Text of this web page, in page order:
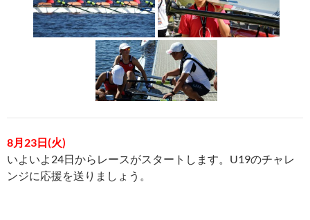
8月23日(火)
いよいよ24日からレースがスタートします。U19のチャレ
ンジに応援を送りましょう。